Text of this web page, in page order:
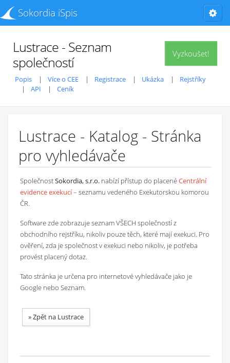
Sokordia iSpis
Vyzkoušet!
Lustrace - Seznam
společností
Popis Více o CEE Registrace Ukázka
Rejstříky
API
Ceník
Lustrace - Katalog - Stránka
pro vyhledávače
SpolečnostSokordia, s.r.o. nabízí přístup do placenéCentrální
evidence exekucí– seznamu vedeného Exekutorskou komorou
ČR.
Software zde zobrazuje seznam VŠECH společností z
obchodního rejstříku, nikoliv pouze těch, které mají exekuci. Pro
ověření, zda je společnost v exekuci nebo nikoliv, je potřeba
provést placený dotaz.
Tato stránka je určena pro internetové vyhledávače jako je
Google nebo Seznam.
»Zpět na Lustrace